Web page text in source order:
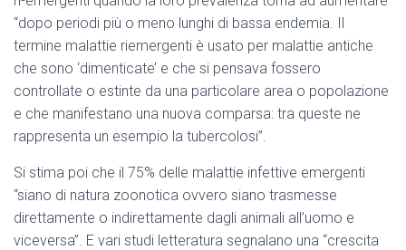
“dopo periodi più o meno lunghi di bassa endemia. Il
termine malattie riemergenti è usato per malattie antiche
che sono ‘dimenticate’ e che si pensava fossero
controllate o estinte da una particolare area o popolazione
e che manifestano una nuova comparsa: tra queste ne
rappresenta un esempio la tubercolosi”.
Si stima poi che il 75% delle malattie infettive emergenti
“siano di natura zoonotica ovvero siano trasmesse
direttamente o indirettamente dagli animali all’uomo e
viceversa”. E vari studi letteratura segnalano una “crescita